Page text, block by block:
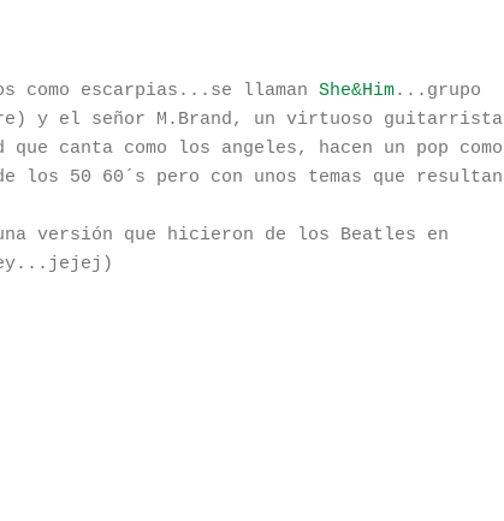
como escarpias...se llaman She&Him...grupo
y el señor M.Brand, un virtuoso guitarrista
canta como los angeles, hacen un pop como
los 50 60´s pero con unos temas que resultan
versión que hicieron de los Beatles en